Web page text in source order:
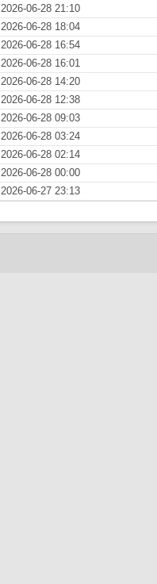
2026-06-28 21:10
2026-06-28 18:04
2026-06-28 16:54
2026-06-28 16:01
2026-06-28 14:20
2026-06-28 12:38
2026-06-28 09:03
2026-06-28 03:24
2026-06-28 02:14
2026-06-28 00:00
2026-06-27 23:13